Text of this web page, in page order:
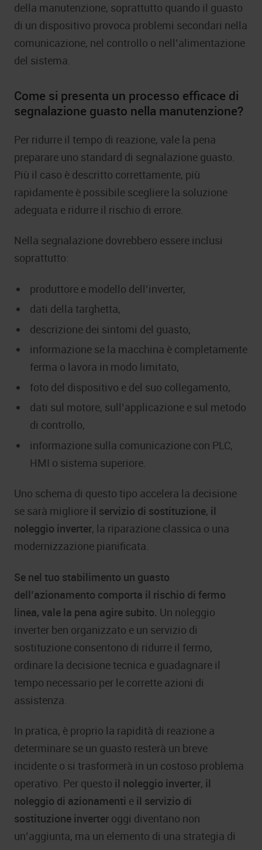
della manutenzione, soprattutto quando il guasto
di un dispositivo provoca problemi secondari nella
comunicazione, nel controllo o nell’alimentazione
del sistema.
Come si presenta un processo efficace di
segnalazione guasto nella manutenzione?
Per ridurre il tempo di reazione, vale la pena
preparare uno standard di segnalazione guasto.
Più il caso è descritto correttamente, più
rapidamente è possibile scegliere la soluzione
adeguata e ridurre il rischio di errore.
Nella segnalazione dovrebbero essere inclusi
soprattutto:
produttore e modello dell’inverter,
dati della targhetta,
descrizione dei sintomi del guasto,
informazione se la macchina è completamente
ferma o lavora in modo limitato,
foto del dispositivo e del suo collegamento,
dati sul motore, sull’applicazione e sul metodo
di controllo,
informazione sulla comunicazione con PLC,
HMI o sistema superiore.
Uno schema di questo tipo accelera la decisione
se sarà migliore il servizio di sostituzione, il
noleggio inverter, la riparazione classica o una
modernizzazione pianificata.
Se nel tuo stabilimento un guasto
dell’azionamento comporta il rischio di fermo
linea, vale la pena agire subito. Un noleggio
inverter ben organizzato e un servizio di
sostituzione consentono di ridurre il fermo,
ordinare la decisione tecnica e guadagnare il
tempo necessario per le corrette azioni di
assistenza.
In pratica, è proprio la rapidità di reazione a
determinare se un guasto resterà un breve
incidente o si trasformerà in un costoso problema
operativo. Per questo il noleggio inverter, il
noleggio di azionamenti e il servizio di
sostituzione inverter oggi diventano non
un’aggiunta, ma un elemento di una strategia di